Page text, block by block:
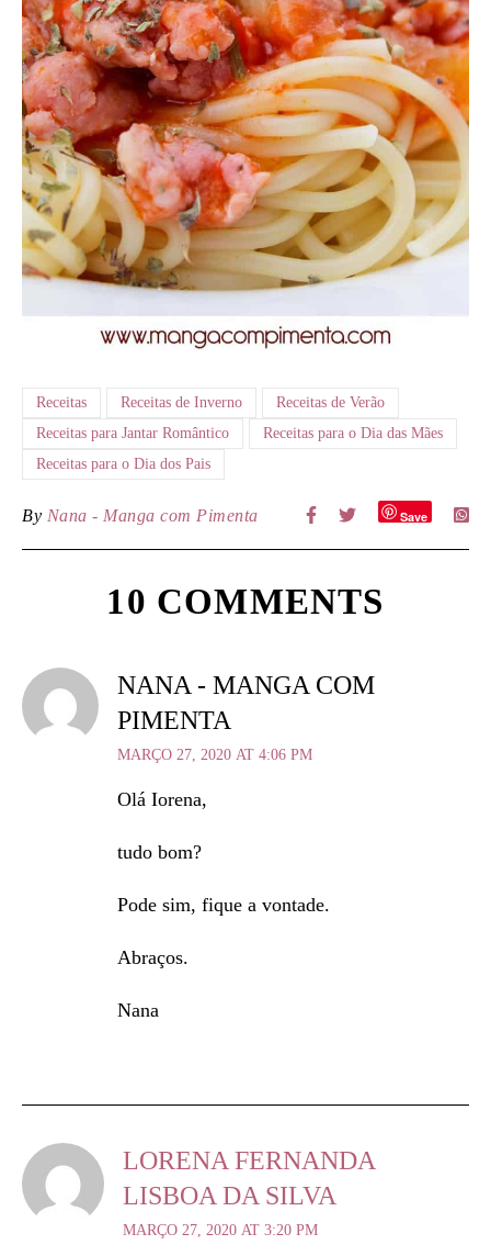
Receitas Receitas de Inverno
Receitas de Verão
Receitas para Jantar Romântico
Receitas para o Dia das Mães
Receitas para o Dia dos Pais
By Nana - Manga com Pimenta Save
10 COMMENTS
NANA - MANGA COM
PIMENTA
MARÇO 27, 2020 AT 4:06 PM
Olá Iorena,
tudo bom?
Pode sim, fique a vontade.
Abraços.
Nana
LORENA FERNANDA
LISBOA DA SILVA
MARÇO 27, 2020 AT 3:20 PM